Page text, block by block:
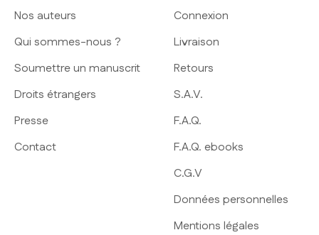
Nos auteurs
Qui sommes-nous ?
Soumettre un manuscrit
Droits étrangers
Presse
Contact
Connexion
Livraison
Retours
S.A.V.
F.A.Q.
F.A.Q. ebooks
C.G.V
Données personnelles
Mentions légales